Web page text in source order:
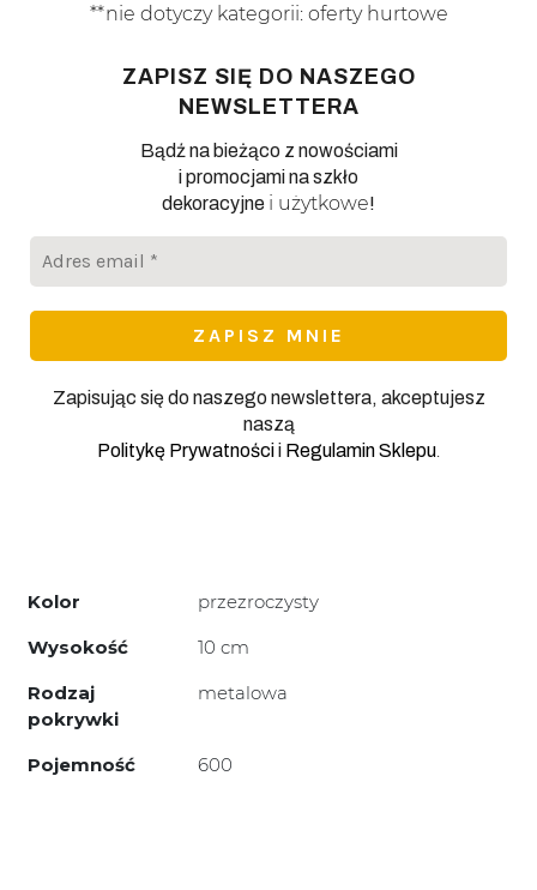
**nie dotyczy kategorii: oferty hurtowe
ZAPISZ SIĘ DO NASZEGO
NEWSLETTERA
Bądź na bieżąco z nowościami
i promocjami na szkło
dekoracyjne i użytkowe!
Zapisując się do naszego newslettera, akceptujesz
naszą
Politykę Prywatnościi Regulamin Sklepu
Kolor
przezroczysty
Wysokość
10 cm
Rodzaj
pokrywki
metalowa
Pojemność 600